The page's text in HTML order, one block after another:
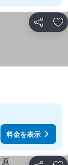
シェア お
料金を表示